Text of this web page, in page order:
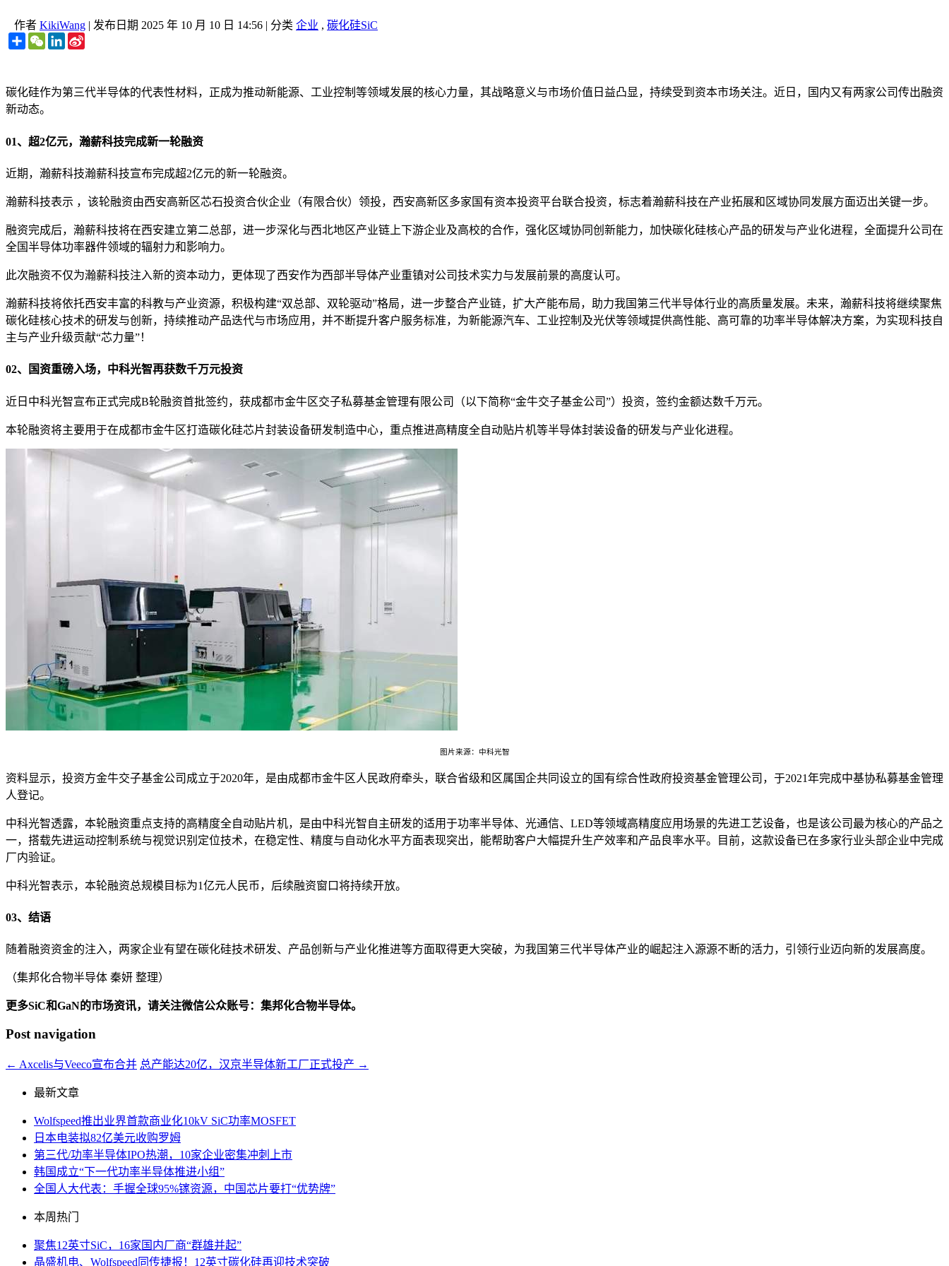
作者 KikiWang | 发布日期 2025 年 10 月 10 日 14:56 | 分类 企业 , 碳化硅SiC
ShareWeChatLinkedIn
碳化硅作为第三代半导体的代表性材料，正成为推动新能源、工业控制等领域发展的核心力量，其战略意义与市场价值日益凸显，持续受到资本市场关注。近日，国内又有两家公司传出融资
新动态。
01、超2亿元，瀚薪科技完成新一轮融资
近期，瀚薪科技瀚薪科技宣布完成超2亿元的新一轮融资。
瀚薪科技表示 ，该轮融资由西安高新区芯石投资合伙企业（有限合伙）领投，西安高新区多家国有资本投资平台联合投资，标志着瀚薪科技在产业拓展和区域协同发展方面迈出关键一步。
融资完成后，瀚薪科技将在西安建立第二总部，进一步深化与西北地区产业链上下游企业及高校的合作，强化区域协同创新能力，加快碳化硅核心产品的研发与产业化进程，全面提升公司在
全国半导体功率器件领域的辐射力和影响力。
此次融资不仅为瀚薪科技注入新的资本动力，更体现了西安作为西部半导体产业重镇对公司技术实力与发展前景的高度认可。
瀚薪科技将依托西安丰富的科教与产业资源，积极构建“双总部、双轮驱动”格局，进一步整合产业链，扩大产能布局，助力我国第三代半导体行业的高质量发展。未来，瀚薪科技将继续聚焦
碳化硅核心技术的研发与创新，持续推动产品迭代与市场应用，并不断提升客户服务标准，为新能源汽车、工业控制及光伏等领域提供高性能、高可靠的功率半导体解决方案，为实现科技自
主与产业升级贡献“芯力量”！
02、国资重磅入场，中科光智再获数千万元投资
近日中科光智宣布正式完成B轮融资首批签约，获成都市金牛区交子私募基金管理有限公司（以下简称“金牛交子基金公司”）投资，签约金额达数千万元。
本轮融资将主要用于在成都市金牛区打造碳化硅芯片封装设备研发制造中心，重点推进高精度全自动贴片机等半导体封装设备的研发与产业化进程。
图片来源：中科光智
资料显示，投资方金牛交子基金公司成立于2020年，是由成都市金牛区人民政府牵头，联合省级和区属国企共同设立的国有综合性政府投资基金管理公司，于2021年完成中基协私募基金管理
人登记。
中科光智透露，本轮融资重点支持的高精度全自动贴片机，是由中科光智自主研发的适用于功率半导体、光通信、LED等领域高精度应用场景的先进工艺设备，也是该公司最为核心的产品之
一，搭载先进运动控制系统与视觉识别定位技术，在稳定性、精度与自动化水平方面表现突出，能帮助客户大幅提升生产效率和产品良率水平。目前，这款设备已在多家行业头部企业中完成
厂内验证。
中科光智表示，本轮融资总规模目标为1亿元人民币，后续融资窗口将持续开放。
03、结语
随着融资资金的注入，两家企业有望在碳化硅技术研发、产品创新与产业化推进等方面取得更大突破，为我国第三代半导体产业的崛起注入源源不断的活力，引领行业迈向新的发展高度。
（集邦化合物半导体 秦妍 整理）
更多SiC和GaN的市场资讯，请关注微信公众账号：集邦化合物半导体。
Post navigation
← Axcelis与Veeco宣布合并 总产能达20亿，汉京半导体新工厂正式投产 →
最新文章
Wolfspeed推出业界首款商业化10kV SiC功率MOSFET
日本电装拟82亿美元收购罗姆
第三代/功率半导体IPO热潮，10家企业密集冲刺上市
韩国成立“下一代功率半导体推进小组”
全国人大代表：手握全球95%镓资源，中国芯片要打“优势牌”
本周热门
聚焦12英寸SiC，16家国内厂商“群雄并起”
晶盛机电、Wolfspeed同传捷报！12英寸碳化硅再迎技术突破